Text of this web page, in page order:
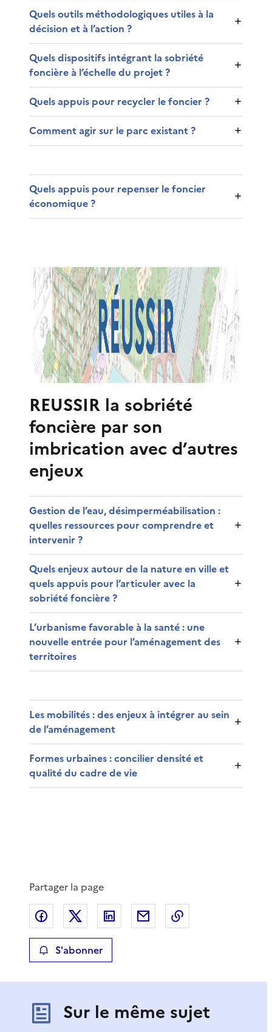
Quels outils méthodologiques utiles à la
décision et à l’action ?
Quels dispositifs intégrant la sobriété
foncière à l’échelle du projet ?
Quels appuis pour recycler le foncier ?
Comment agir sur le parc existant ?
Quels appuis pour repenser le foncier
économique ?
REUSSIR la sobriété
foncière par son
imbrication avec d’autres
enjeux
Gestion de l’eau, désimperméabilisation :
quelles ressources pour comprendre et
intervenir ?
Quels enjeux autour de la nature en ville et
quels appuis pour l’articuler avec la
sobriété foncière ?
L’urbanisme favorable à la santé : une
nouvelle entrée pour l’aménagement des
territoires
Les mobilités : des enjeux à intégrer au sein
de l’aménagement
Formes urbaines : concilier densité et
qualité du cadre de vie
Partager la page
Partager sur Facebook
Partager sur XPartager sur LinkedIn
Partager par email
S'abonner
Sur le même sujet